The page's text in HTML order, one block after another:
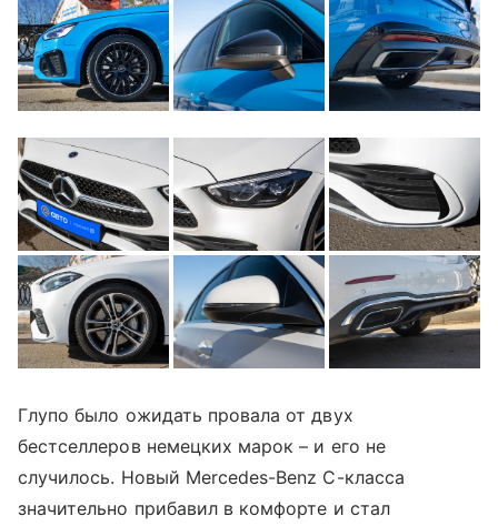
Глупо было ожидать провала от двух
бестселлеров немецких марок – и его не
случилось. Новый Mercedes-Benz C-класса
значительно прибавил в комфорте и стал